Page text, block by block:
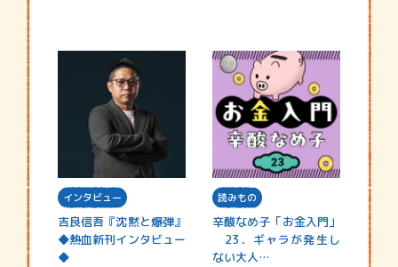
インタビュー
吉良信吾『沈黙と爆弾』
◆熱血新刊インタビュー
◆
読みもの
辛酸なめ子「お金入門」
23．ギャラが発生し
ない大人…